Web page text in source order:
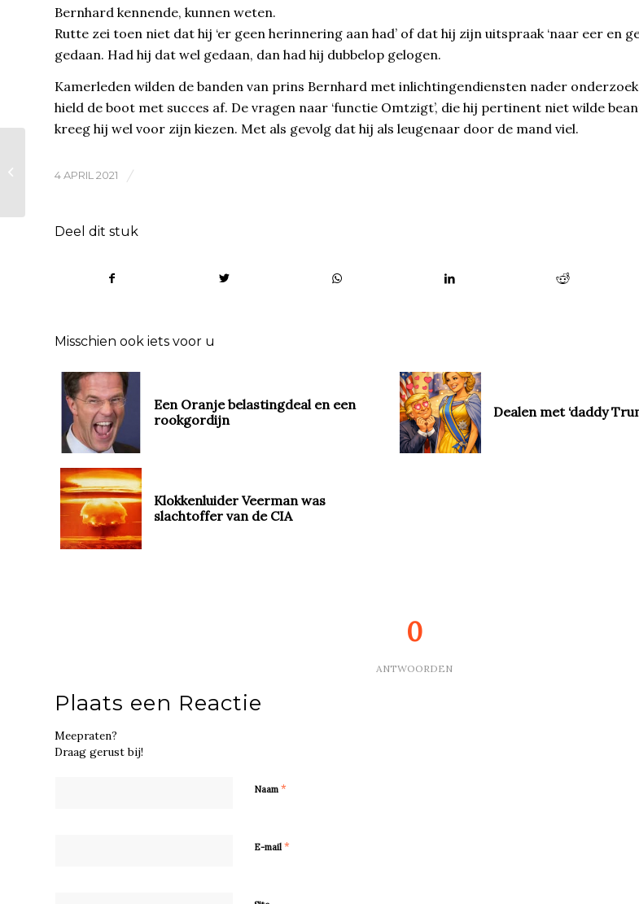
Bernhard kennende, kunnen weten.
Rutte zei toen niet dat hij ‘er geen herinnering aan had’ of dat hij zijn uitspraak ‘naar eer en
gedaan. Had hij dat wel gedaan, dan had hij dubbelop gelogen.
Kamerleden wilden de banden van prins Bernhard met inlichtingendiensten nader
hield de boot met succes af. De vragen naar ‘functie Omtzigt’, die hij pertinent niet wilde
kreeg hij wel voor zijn kiezen. Met als gevolg dat hij als leugenaar door de mand viel.
4 APRIL 2021 /
Deel dit stuk
Misschien ook iets voor u
Een Oranje belastingdeal en een
rookgordijn
Dealen met ‘daddy
Klokkenluider Veerman was
slachtoffer van de CIA
0
ANTWOORDEN
Plaats een Reactie
Meepraten?
Draag gerust bij!
Naam *
E-mail *
The Crown